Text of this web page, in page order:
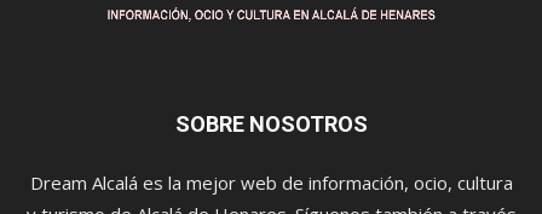
SOBRE NOSOTROS
Dream Alcalá es la mejor web de información, ocio, cultura